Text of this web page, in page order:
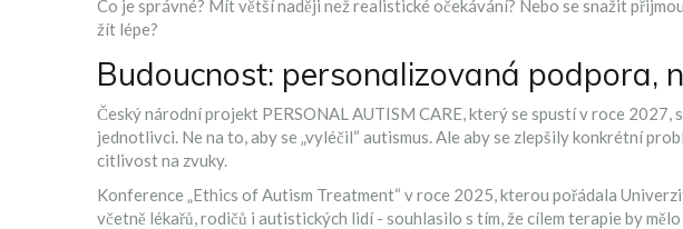
Co je správné? Mít větší naději než realistické očekávání? Nebo se snažit
žít lépe?
Budoucnost: personalizovaná podpora,
Český národní projekt PERSONAL AUTISM CARE , který se spustí v roce 2027,
jednotlivci. Ne na to, aby se „vyléčil“ autismus. Ale aby se zlepšily konkrétní
citlivost na zvuky.
Konference „Ethics of Autism Treatment“ v roce 2025, kterou pořádala
včetně lékařů, rodičů i autistických lidí - souhlasilo s tím, že cílem terapie by